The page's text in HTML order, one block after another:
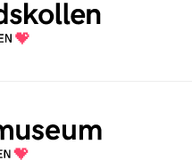
ett oberoende
som drivs av
byggts, och kureras